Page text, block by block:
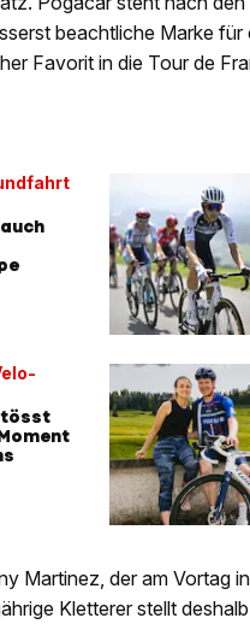
beachtliche Marke
Favorit in die Tour de
Martinez, der am Vortag
Kletterer stellt